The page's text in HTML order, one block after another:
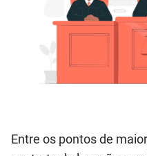
Entre os pontos de